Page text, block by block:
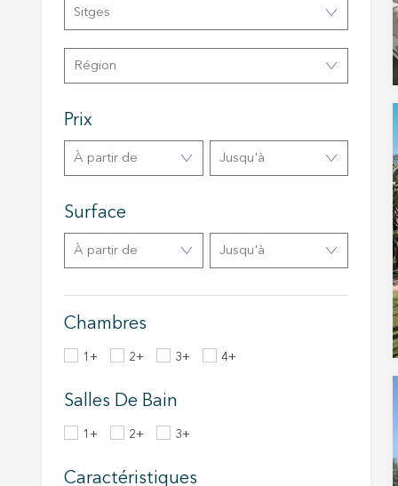
Sitges
Région
Prix
à partir de Jusqu'à
Surface
à partir de Jusqu'à
Chambres
1+ 2+ 3+ 4+
Salles De Bain
1+ 2+ 3+
Caractéristiques
Ils
Ces
site